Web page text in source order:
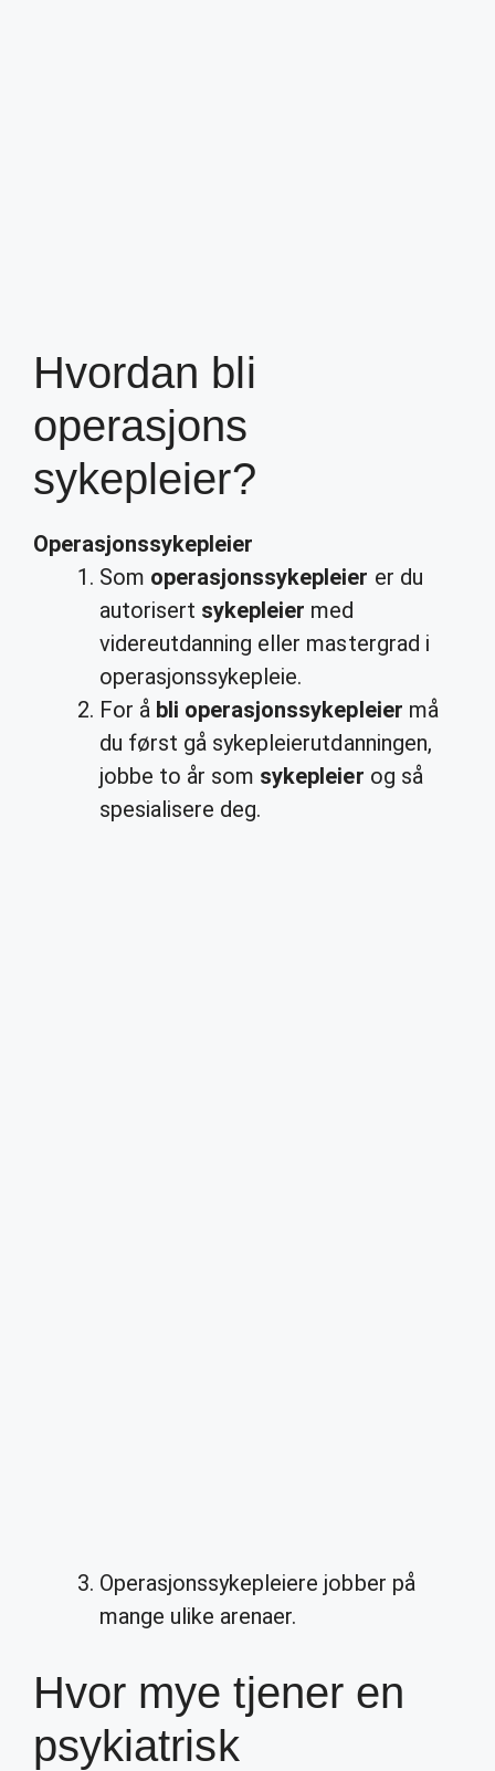
Hvordan bli
operasjons
sykepleier?
Operasjonssykepleier
Som operasjonssykepleier er du
autorisert sykepleier med
videreutdanning eller mastergrad i
operasjonssykepleie.
For å bli operasjonssykepleier må
du først gå sykepleierutdanningen,
jobbe to år som sykepleier og så
spesialisere deg.
Operasjonssykepleiere jobber på
mange ulike arenaer.
Hvor mye tjener en
psykiatrisk